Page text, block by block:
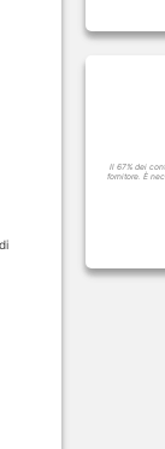
Il 67% dei
fornitore. È